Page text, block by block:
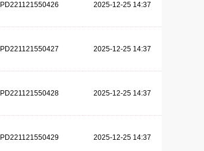
PD221121550426 2025-12-25 14:37
PD221121550427 2025-12-25 14:37
PD221121550428 2025-12-25 14:37
PD221121550429 2025-12-25 14:37